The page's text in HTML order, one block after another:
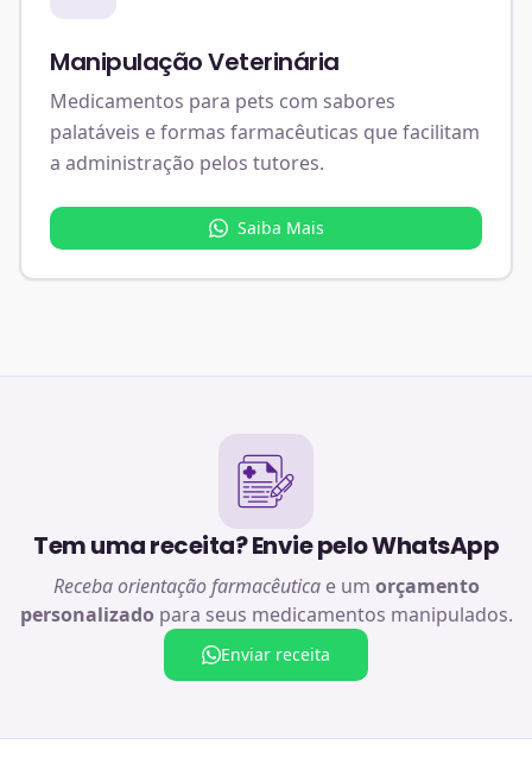
Manipulação Veterinária
Medicamentos para pets com sabores
palatáveis e formas farmacêuticas que facilitam
a administração pelos tutores.
Saiba Mais
Tem uma receita? Envie pelo WhatsApp
Receba orientação farmacêuticae um orçamento
personalizado para seus medicamentos manipulados.
Enviar receita